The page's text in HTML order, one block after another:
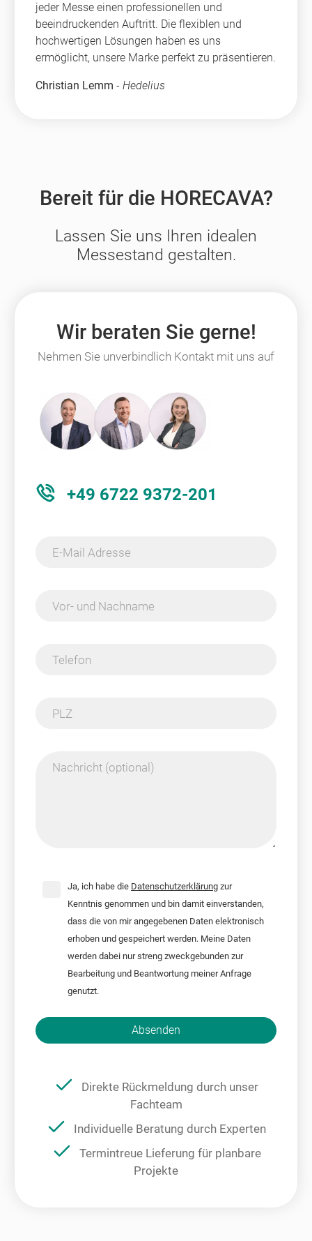
jeder Messe einen professionellen und
beeindruckenden Auftritt. Die flexiblen und
hochwertigen Lösungen haben es uns
ermöglicht, unsere Marke perfekt zu präsentieren.
Christian Lemm - Hedelius
Bereit für die HORECAVA?
Lassen Sie uns Ihren idealen
Messestand gestalten.
Wir beraten Sie gerne!
Nehmen Sie unverbindlich Kontakt mit uns auf
+49 6722 9372-201
E-Mail Adresse
Vor- und Nachname
Telefon
PLZ
Nachricht (optional)
Ja, ich habe die Datenschutzerklärung zur
Kenntnis genommen und bin damit einverstanden,
dass die von mir angegebenen Daten elektronisch
erhoben und gespeichert werden. Meine Daten
werden dabei nur streng zweckgebunden zur
Bearbeitung und Beantwortung meiner Anfrage
genutzt.
Bitte nicht ausfüllen.Absenden
Direkte Rückmeldung durch unser
Fachteam
Individuelle Beratung durch Experten
Termintreue Lieferung für planbare
Projekte